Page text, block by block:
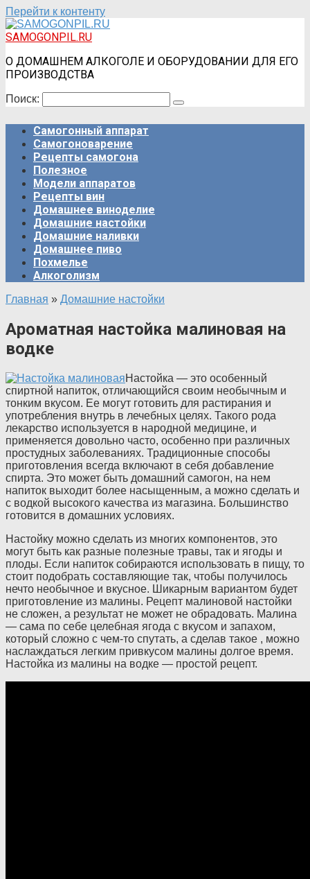
Перейти к контенту
SAMOGONPIL.RU
О ДОМАШНЕМ АЛКОГОЛЕ И ОБОРУДОВАНИИ ДЛЯ ЕГО
ПРОИЗВОДСТВА
Поиск:
Самогонный аппарат
Самогоноварение
Рецепты самогона
Полезное
Модели аппаратов
Рецепты вин
Домашнее виноделие
Домашние настойки
Домашние наливки
Домашнее пиво
Похмелье
Алкоголизм
Главная » Домашние настойки
Ароматная настойка малиновая на
водке
Настойка — это особенный
спиртной напиток, отличающийся своим необычным и
тонким вкусом. Ее могут готовить для растирания и
употребления внутрь в лечебных целях. Такого рода
лекарство используется в народной медицине, и
применяется довольно часто, особенно при различных
простудных заболеваниях. Традиционные способы
приготовления всегда включают в себя добавление
спирта. Это может быть домашний самогон, на нем
напиток выходит более насыщенным, а можно сделать и
с водкой высокого качества из магазина. Большинство
готовится в домашних условиях.
Настойку можно сделать из многих компонентов, это
могут быть как разные полезные травы, так и ягоды и
плоды. Если напиток собираются использовать в пищу, то
стоит подобрать составляющие так, чтобы получилось
нечто необычное и вкусное. Шикарным вариантом будет
приготовление из малины. Рецепт малиновой настойки
не сложен, а результат не может не обрадовать. Малина
— сама по себе целебная ягода с вкусом и запахом,
который сложно с чем-то спутать, а сделав такое , можно
наслаждаться легким привкусом малины долгое время.
Настойка из малины на водке — простой рецепт.